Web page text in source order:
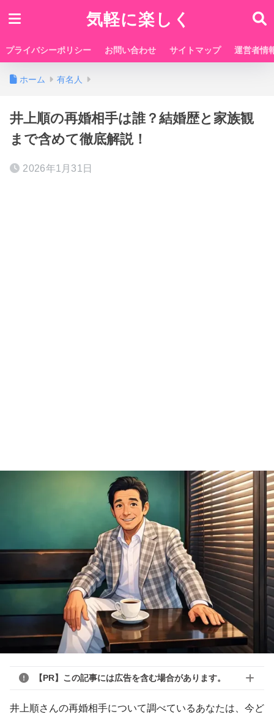
気軽に楽しく
プライバシーポリシー お問い合わせ サイトマップ 運営者情
ホーム 有名人
井上順の再婚相手は誰？結婚歴と家族観
まで含めて徹底解説！
2026年1月31日
【PR】この記事には広告を含む場合があります。
井上順さんの再婚相手について調べているあなたは、今ど